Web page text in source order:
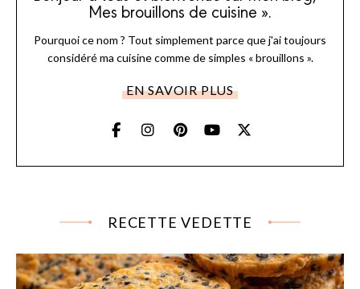
Mes brouillons de cuisine ».
Pourquoi ce nom ? Tout simplement parce que j'ai toujours
considéré ma cuisine comme de simples « brouillons ».
EN SAVOIR PLUS
RECETTE VEDETTE